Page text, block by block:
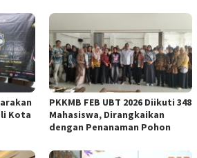
Kota
PKKMB FEB UBT 2026 Diikuti 348
Mahasiswa, Dirangkaikan
dengan Penanaman Pohon